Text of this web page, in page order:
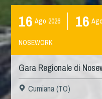
16 Ago 2026 16 Ago
NOSEWORK
Gara Regionale di
Cumiana (TO)